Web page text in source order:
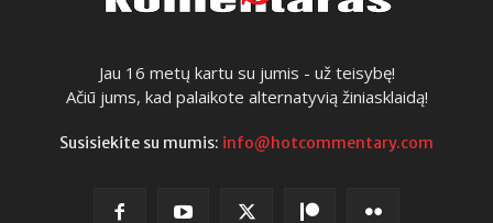
Jau 16 metų kartu su jumis - už teisybę!
Ačiū jums, kad palaikote alternatyvią žiniasklaidą!
Susisiekite su mumis: info@hotcommentary.com